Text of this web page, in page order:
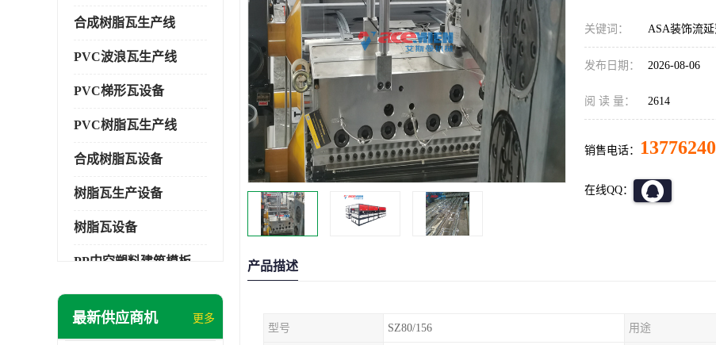
合成树脂瓦生产线
PVC波浪瓦生产线
PVC梯形瓦设备
PVC树脂瓦生产线
合成树脂瓦设备
树脂瓦生产设备
树脂瓦设备
塑料建筑模板
最新供应商机 更多
关键词： ASA装饰流
发布日期： 2026-08-06
阅 读 量： 2614
销售电话：
在线QQ：
产品描述
型号 SZ80/156 用途